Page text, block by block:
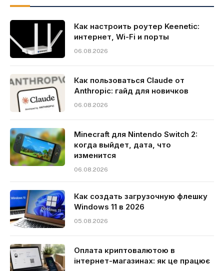
Как настроить роутер Keenetic:
интернет, Wi-Fi и порты
06.08.2026
Как пользоваться Claude от
Anthropic: гайд для новичков
06.08.2026
Minecraft для Nintendo Switch 2:
когда выйдет, дата, что
изменится
06.08.2026
Как создать загрузочную флешку
Windows 11 в 2026
05.08.2026
Оплата криптовалютою в
інтернет-магазинах: як це працює